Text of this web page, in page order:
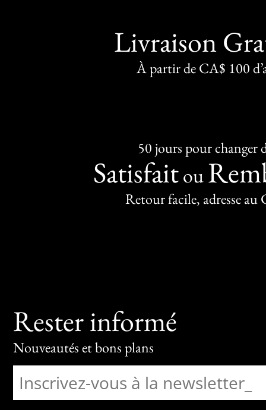
Livraison
À partir de CA$ 100
50 jours pour changer
Satisfaitou
Retour facile, adresse au
Rester informé
Nouveautés et bons plans